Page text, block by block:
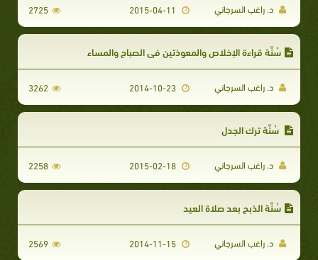
د. راغب السرجاني 2725
سُنَّة قراءة الإخلاص والمعوذتين في الصباح والمساء
د. راغب السرجاني 2014-10-23
3262
سُنَّة ترك الجدل
د. راغب السرجاني 2015-02-18
2258
سُنَّة الذبح بعد صلاة العيد
د. راغب السرجاني 2014-11-15
2569